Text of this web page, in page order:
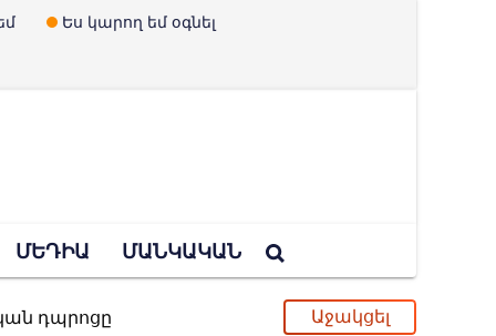
Ես կարող եմ օգնել
ՄԵԴԻԱ ՄԱՆԿԱԿԱՆ
դպրոցը
չունենալու պրոպագանդան